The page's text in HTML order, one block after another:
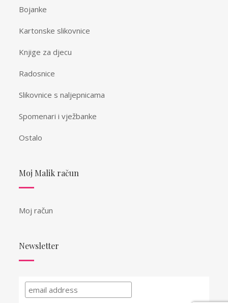
Bojanke
Kartonske slikovnice
Knjige za djecu
Radosnice
Slikovnice s naljepnicama
Spomenari i vježbanke
Ostalo
Moj Malik račun
Moj račun
Newsletter